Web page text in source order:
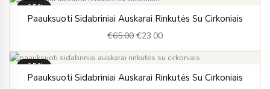
-65%
Paauksuoti Sidabriniai Auskarai Rinkutės Su Cirkoniais
€65.00
price
was:
€23.00
price
is:
-65%
Paauksuoti Sidabriniai Auskarai Rinkutės Su Cirkoniais
price
price